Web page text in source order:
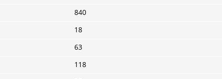
840
18
63
118